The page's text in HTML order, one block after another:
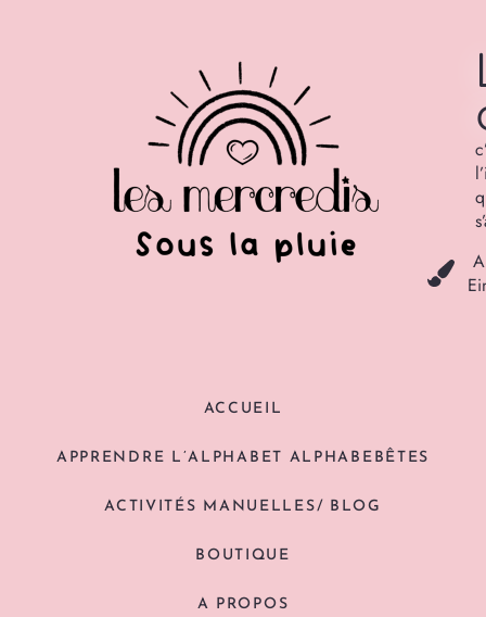
ACCUEIL
APPRENDRE L’ALPHABET ALPHABEBÊTES
ACTIVITÉS MANUELLES/ BLOG
BOUTIQUE
A PROPOS